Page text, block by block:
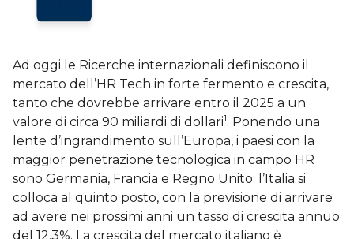
Ad oggi le Ricerche internazionali definiscono il
mercato dell’HR Tech in forte fermento e crescita,
tanto che dovrebbe arrivare entro il 2025 a un
valore di circa 90 miliardi di dollari1. Ponendo una
lente d’ingrandimento sull’Europa, i paesi con la
maggior penetrazione tecnologica in campo HR
sono Germania, Francia e Regno Unito; l’Italia si
colloca al quinto posto, con la previsione di arrivare
ad avere nei prossimi anni un tasso di crescita annuo
del 12.3%. La crescita del mercato italiano è